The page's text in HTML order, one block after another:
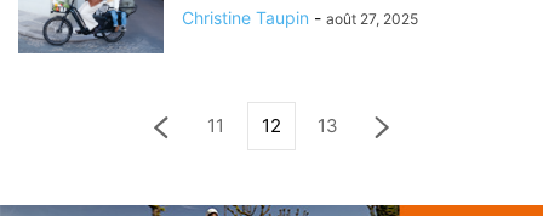
Christine Taupin - août 27, 2025
11 12 13